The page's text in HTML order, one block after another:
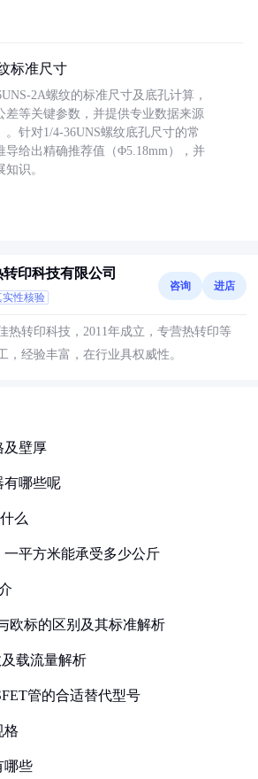
标准尺寸
2A螺纹的标准尺寸及底孔计算，
差等关键参数，并提供专业数据来源
。针对1/4-36UNS螺纹底孔尺寸的常
导给出精确推荐值（Φ5.18mm），并
识。
印科技有限公司
实性核验
咨询 进店
热转印科技，2011年成立，专营热转印等
，经验丰富，在行业具权威性。
及壁厚
有哪些呢
么
平方米能承受多少公斤
欧标的区别及其标准解析
载流量解析
管的合适替代型号
格
哪些